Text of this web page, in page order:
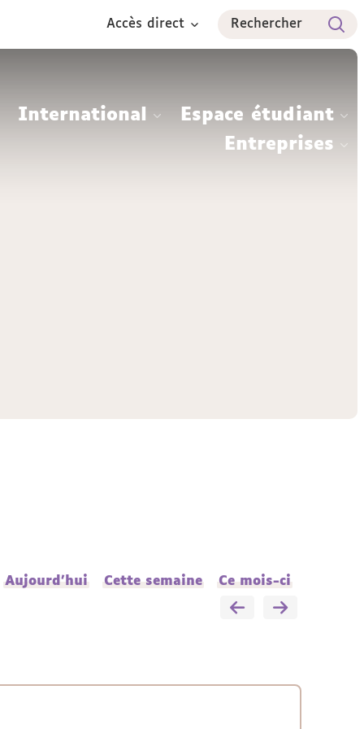
Accès direct Rechercher
International
Espace étudiant
Entreprises
Aujourd'hui Cette semaine Ce mois-ci